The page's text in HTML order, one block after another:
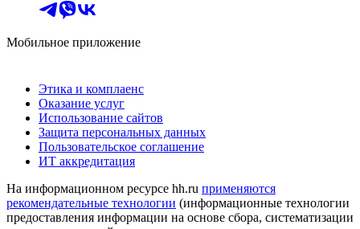
Мобильное приложение
Этика и комплаенс
Оказание услуг
Использование сайтов
Защита персональных данных
Пользовательское соглашение
ИТ аккредитация
На информационном ресурсе hh.ru применяются
рекомендательные технологии (информационные технологии
предоставления информации на основе сбора, систематизации